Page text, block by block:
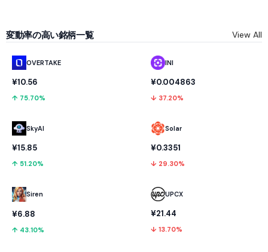
変動率の高い銘柄一覧 View All
OVERTAKE
¥10.56
↑ 75.70%
SkyAI
¥15.85
↑ 51.20%
Siren
¥6.88
↑ 43.10%
INI
¥0.004863
↓ 37.20%
Solar
¥0.3351
↓ 29.30%
UPCX
¥21.44
↓ 13.70%